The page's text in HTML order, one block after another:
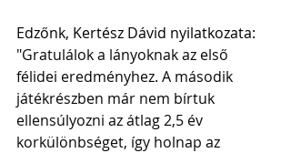
Edzőnk, Kertész Dávid nyilatkozata:
"Gratulálok a lányoknak az első
félidei eredményhez. A második
játékrészben már nem bírtuk
ellensúlyozni az átlag 2,5 év
korkülönbséget, így holnap az